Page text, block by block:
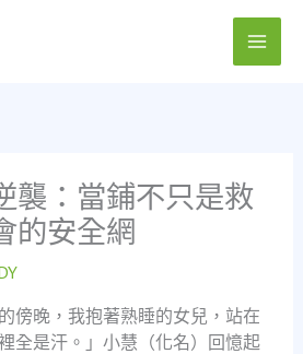
襲：當鋪不只是救
的安全網
傍晚，我抱著熟睡的女兒，站在
全是汗。」小慧（化名）回憶起